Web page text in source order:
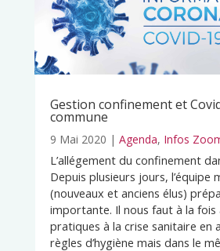
Gestion confinement et
commune
9 Mai 2020 | Agenda, Infos
L’allégement du confinement
Depuis plusieurs jours, l’équipe
(nouveaux et anciens élus)
importante. Il nous faut à la
pratiques à la crise sanitaire en
règles d’hygiène mais dans le